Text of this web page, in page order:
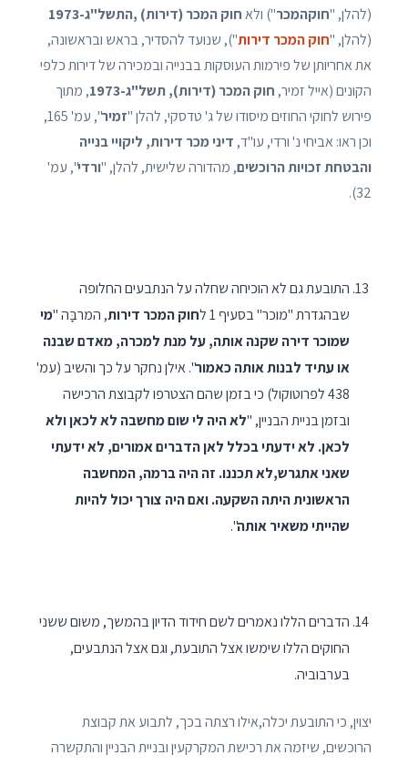
(להלן, "חוקהמכר") ולאחוק המכר (דירות) ,התשל"ג-1973
(להלן, "חוק המכר דירות"), שנועד להסדיר, בראש ובראשונה,
את אחריותן של פירמות העוסקות בבנייה ובמכירה של דירות כלפי
הקונים (אייל זמיר, חוק המכר (דירות), תשל"ג-1973
, מתוך
פירוש לחוקי החוזים מיסודו של ג' טדסקי, להלן "זמיר
", עמ' 165,
וכן ראו: אביחי נ' ורדי, עו"ד, דיני מכר דירות, ליקויי בנייה
והבטחת זכויות הרוכשים, מהדורה שלישית, להלן, "ורדי", עמ'
32).
התובעת גם לא הוכיחה שחלה על הנתבעים החלופה
שבהגדרת "מוכר" בסעיף 1 ל
חוק המכר דירות, המרבָּה "מי
שמוכר דירה שקנה אותה, על מנת למכרה, מאדם שבנה
או עתיד לבנות אותה כאמור". אילן נחקר על כך והשיב (עמ'
438 לפרוטוקול) כי בזמן שהם הצטרפו לקבוצת הרכישה
ובזמן בניית הבניין, "לא היה לי שום מחשבה לא לכאן ולא
לכאן. לא ידעתי בכלל לאן הדברים אמורים, לא ידעתי
שאני אתגרש,לא תכננו. זה היה ברמה, המחשבה
הראשונית היתה השקעה. ואם היה צורך יכול להיות
שהייתי משאיר אותה".
הדברים הללו נאמרים לשם חידוד הדיון בהמשך, משום ששני
החוקים הללו שימשו אצל התובעת, וגם אצל הנתבעים,
בערבוביה.
יצוין, כי התובעת יכלה,אילו רצתה בכך, לתבוע את קבוצת
הרוכשים, שיזמה את רכישת המקרקעין ובניית הבניין והתקשרה